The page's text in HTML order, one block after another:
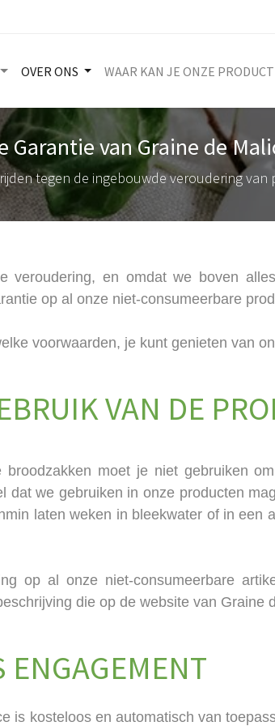
OVER ONS WAAR KAN JE ONZE
Garantie van Graine de
tegen de ingebouwde veroudering van
veroudering, en omdat we boven
op al onze niet-consumeerbare
voorwaarden, je kunt genieten van
VAN DE
moet je niet gebruiken
dat we gebruiken in onze producten
laten weken in bleekwater of in een
op al onze niet-consumeerbare
die op de website van Graine
ENGAGEMENT
is kosteloos en automatisch van